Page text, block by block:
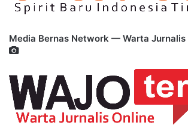
Media Bernas Network — Warta Jurnalis